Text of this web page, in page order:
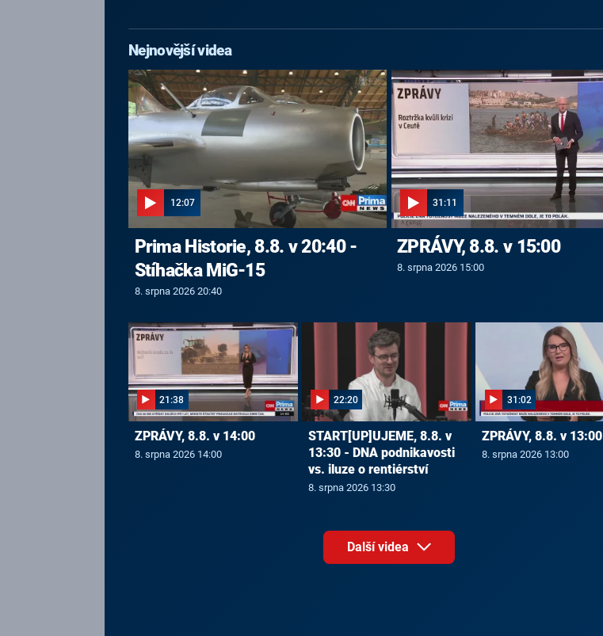
Nejnovější videa
12:07
Prima Historie, 8.8. v 20:40 -
Stíhačka MiG-15
8. srpna 2026 20:40
31:11
ZPRÁVY, 8.8. v 15:00
8. srpna 2026 15:00
21:38
ZPRÁVY, 8.8. v 14:00
8. srpna 2026 14:00
22:20
START[UP]UJEME, 8.8. v
13:30 - DNA podnikavosti
vs. iluze o rentiérství
8. srpna 2026 13:30
31:02
ZPRÁVY, 8.8. v 13:00
8. srpna 2026 13:00
Další videa